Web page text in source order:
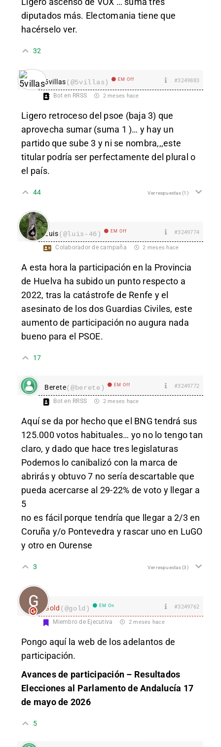
diputados más. Electomania tiene que
hacérselo ver.
32
5villas(@5villas) EM Off #3249883
Bot en RRSS 2 meses hace
Ligero retroceso del psoe (baja 3) que
aprovecha sumar (suma 1 )… y hay un
partido que sube 3 y ni se nombra,,,este
titular podría ser perfectamente del plural o
el país.
44 Ver respuestas(1)
Luis(@luis-46) EM Off #3249774
Colaborador de campaña 2 meses hace
A esta hora la participación en la Provincia
de Huelva ha subido un punto respecto a
2022, tras la catástrofe de Renfe y el
asesinato de los dos Guardias Civiles, este
aumento de participación no augura nada
bueno para el PSOE.
17
Berete(@berete) EM Off #3249772
Bot en RRSS 2 meses hace
Aquí se da por hecho que el BNG tendrá sus
125.000 votos habituales… yo no lo tengo tan
claro, y dado que hace tres legislaturas
Podemos lo canibalizó con la marca de
abrirás y obtuvo 7 no sería descartable que
pueda acercarse al 29-22% de voto y llegar a
5
no es fácil porque tendría que llegar a 2/3 en
Coruña y/o Pontevedra y rascar uno en LuGO
y otro en Ourense
3 Ver respuestas(3)
Gold (@gold) EM On #3249762
Miembro de Ejecutiva 2 meses hace
Pongo aquí la web de los adelantos de
participación.
Avances de participación – Resultados
Elecciones al Parlamento de Andalucía 17
de mayo de 2026
5